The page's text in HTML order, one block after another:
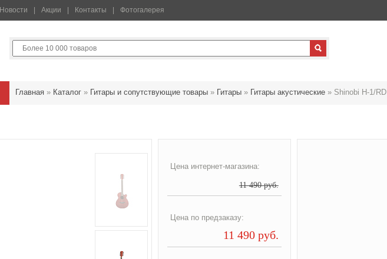
Новости Акции Контакты Фотогалерея
Главная » Каталог » Гитары и сопутствующие товары » Гитары » Гитары акустические » Shinobi H-1/RD
Цена интернет-магазина:
11 490 руб.
Цена по предзаказу:
11 490 руб.